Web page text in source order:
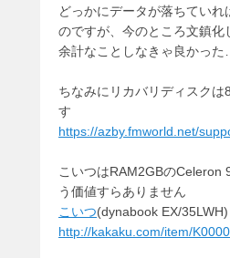
どっかにデータが落ちていれ
のですが、今のところ文鎮化
余計なことしなきゃ良かった…
ちなみにリカバリディスクは
す
https://azby.fmworld.net/
こいつはRAM2GBのCeleron
う価値すらありません
こいつ(dynabook EX/35LWH)
http://kakaku.com/item/